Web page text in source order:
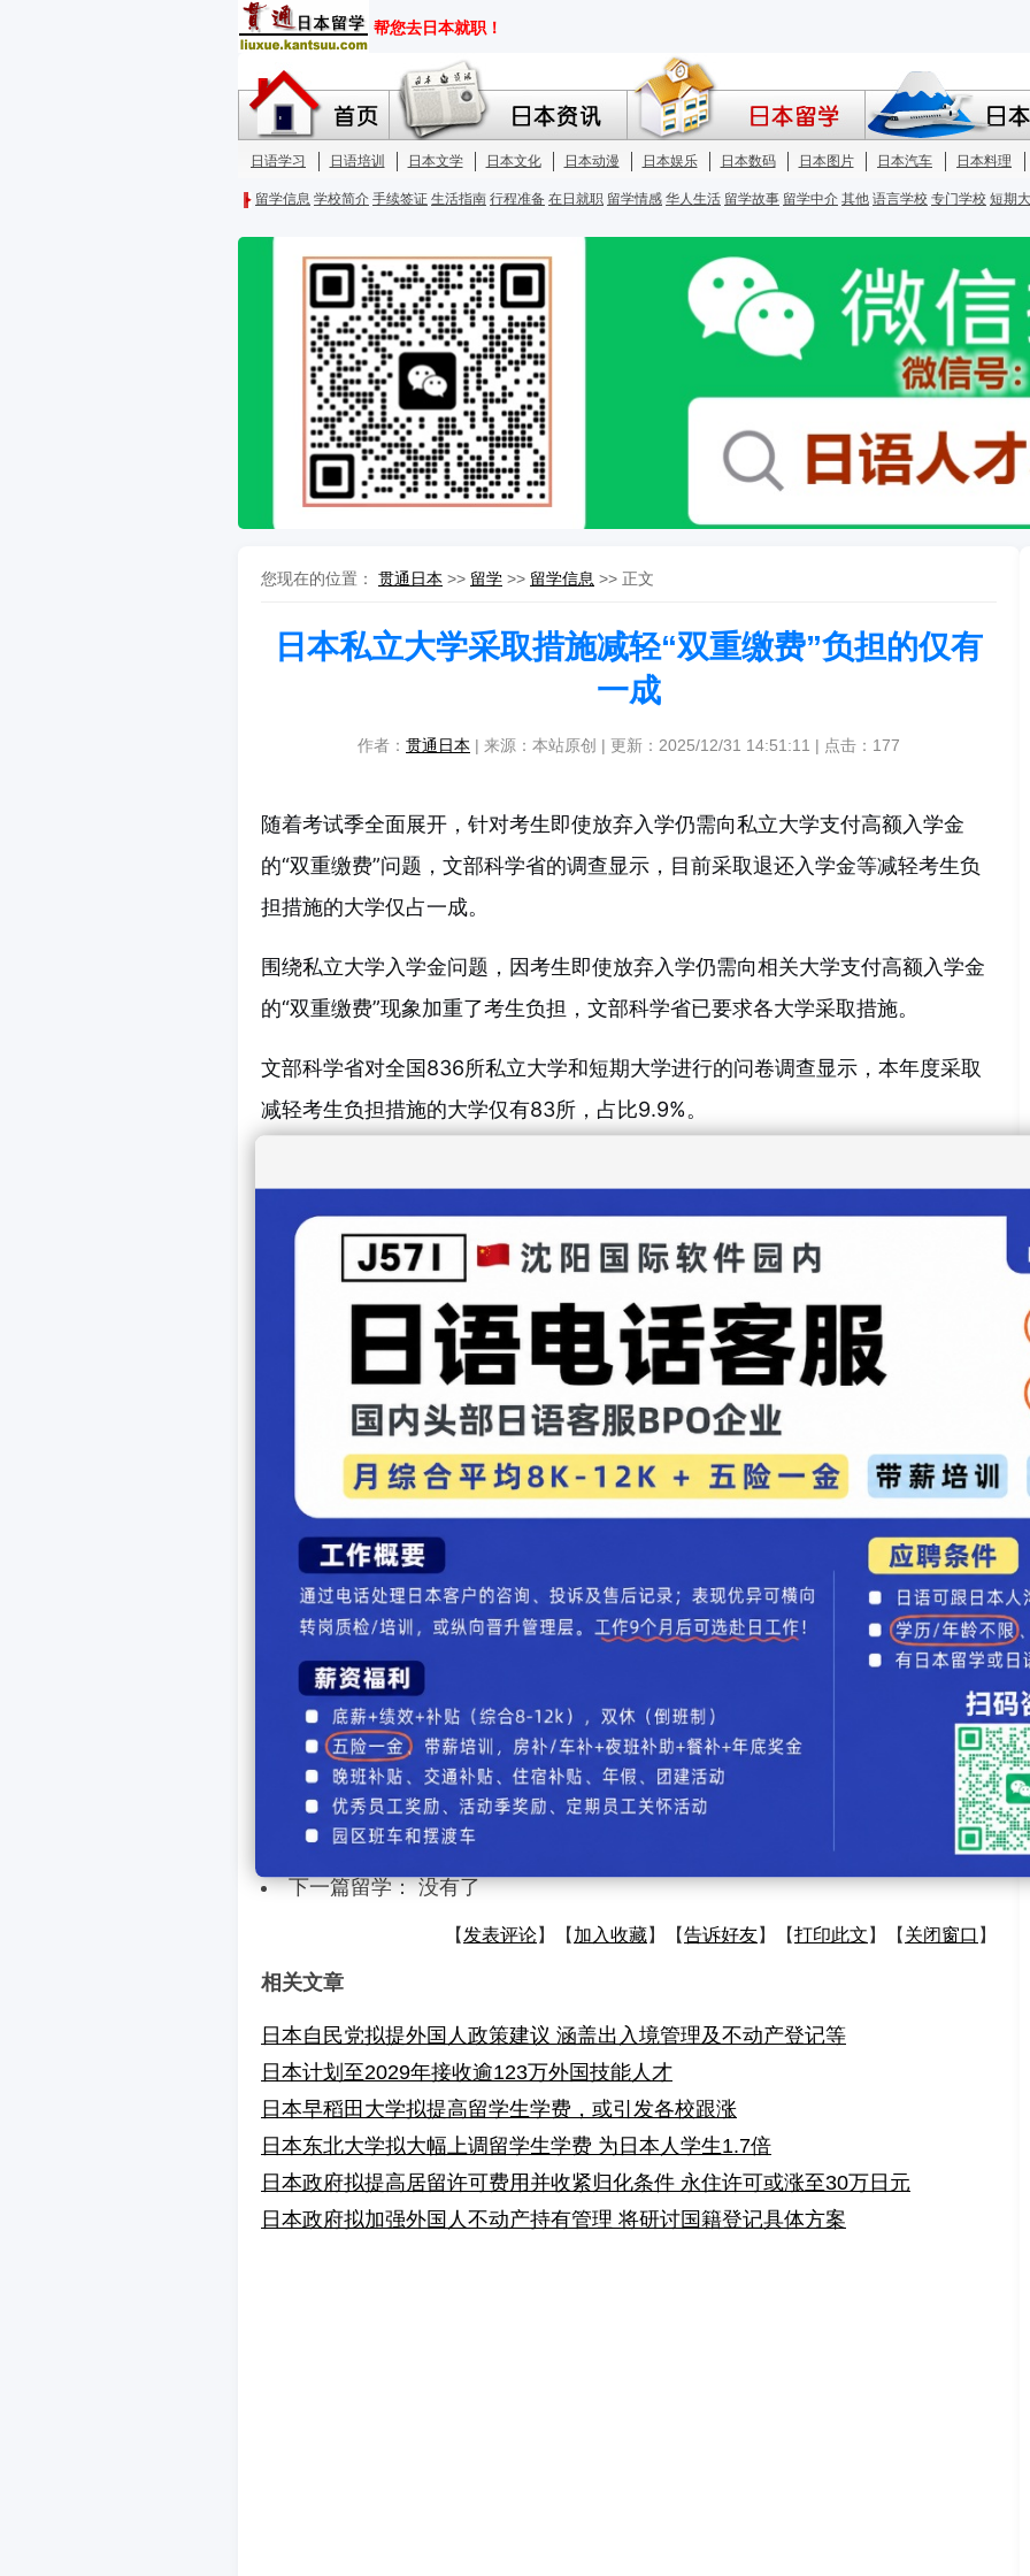
您现在的位置： 贯通日本 >> 留学 >> 留学信息 >> 正文
日本私立大学采取措施减轻“双重缴费”负担的仅有
一成
作者： 贯通日本 | 来源：本站原创 | 更新：2025/12/31 14:51:11 | 点击： 177
随着考试季全面展开，针对考生即使放弃入学仍需向私立大学支付高额入学金
的“双重缴费”问题，文部科学省的调查显示，目前采取退还入学金等减轻考生负
担措施的大学仅占一成。
围绕私立大学入学金问题，因考生即使放弃入学仍需向相关大学支付高额入学金
的“双重缴费”现象加重了考生负担，文部科学省已要求各大学采取措施。
文部科学省对全国836所私立大学和短期大学进行的问卷调查显示，本年度采取
减轻考生负担措施的大学仅有83所，占比9.9%。
推迟缴费期限：39所
全额或部分退还入学金：25所
对经济困难学生予以照顾：17所
有127所大学（占比15%）表示计划在下一年度及之后探讨相关减轻负担措施，但
同时有176所大学（占比21%）表示目前暂无应对计划。
大学方面提出的主要问题包括：
影响补录等考试日程安排：56%
入学金收入减少，影响大学经营：15%
文部科学省表示：“为避免因经济原因导致考生的升学选择范围受限，希望各大学
继续探讨减轻负担的措施。”
留学录入：贯通日本语 责任编辑：贯通日本语
上一篇留学：日本自民党拟提外国人政策建议 涵盖出入境管理及不动产登记
下一篇留学： 没有了
【 发表评论】【 加入收藏】【告诉好友】【打印此文 】【 关闭窗口 】
相关文章
日本自民党拟提外国人政策建议 涵盖出入境管理及不动产登记等
日本计划至2029年接收逾123万外国技能人才
日本早稻田大学拟提高留学生学费，或引发各校跟涨
日本东北大学拟大幅上调留学生学费 为日本人学生1.7倍
日本政府拟提高居留许可费用并收紧归化条件 永住许可或涨至30万日元
日本政府拟加强外国人不动产持有管理 将研讨国籍登记具体方案